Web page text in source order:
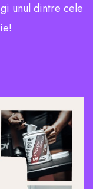
unul dintre cele